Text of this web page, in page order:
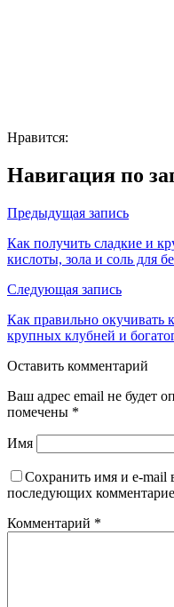
Нравится:
Навигация по
Предыдущая запись
Как получить сладкие и
кислоты, зола и соль для
Следующая запись
Как правильно окучивать
крупных клубней и
Оставить комментарий
Ваш адрес email не будет
помечены *
Имя
Сохранить имя и e-mail
последующих
Комментарий *